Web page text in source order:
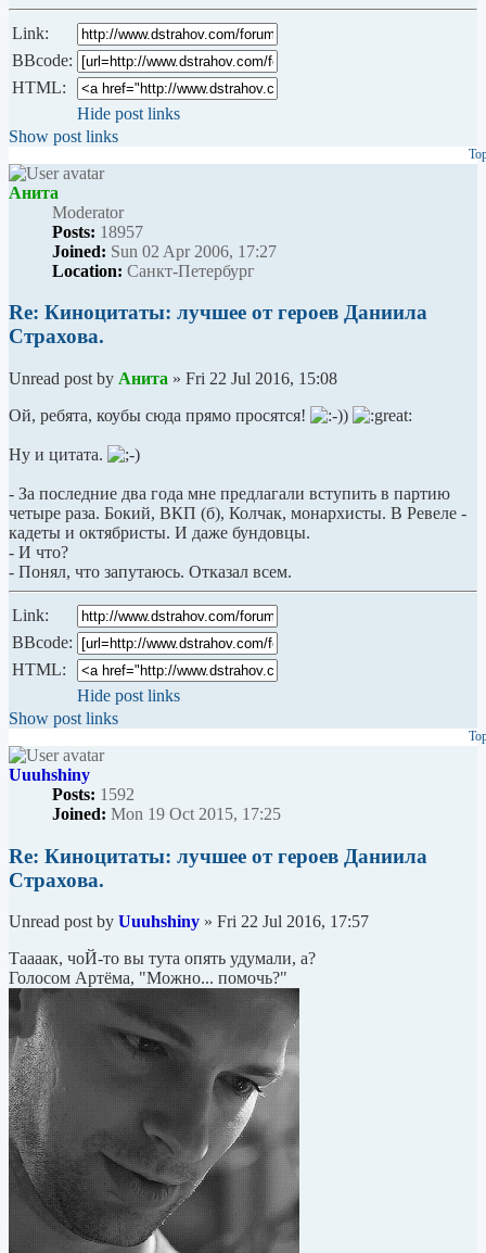
Link:
BBcode:
HTML:
Hide post links
Show post links
Анита
Мoderator
Posts: 18957
Joined: Sun 02 Apr 2006, 17:27
Location: Санкт-Петербург
Re: Киноцитаты: лучшее от героев Даниила
Страхова.
Unread post by Анита » Fri 22 Jul 2016, 15:08
Ой, ребята, коубы сюда прямо просятся!
Ну и цитата.
- За последние два года мне предлагали вступить в партию
четыре раза. Бокий, ВКП (б), Колчак, монархисты. В Ревеле -
кадеты и октябристы. И даже бундовцы.
- И что?
- Понял, что запутаюсь. Отказал всем.
Link:
BBcode:
HTML:
Hide post links
Show post links
Uuuhshiny
Posts: 1592
Joined: Mon 19 Oct 2015, 17:25
Re: Киноцитаты: лучшее от героев Даниила
Страхова.
Unread post by Uuuhshiny » Fri 22 Jul 2016, 17:57
Таааак, чоЙ-то вы тута опять удумали, а?
Голосом Артёма, "Можно... помочь?"